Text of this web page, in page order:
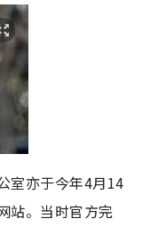
室亦于今年4月14
站。当时官方完